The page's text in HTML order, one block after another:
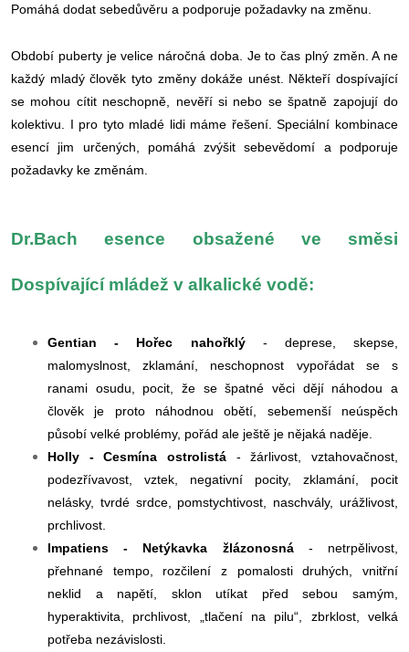
Pomáhá dodat sebedůvěru a podporuje požadavky na změnu.
Období puberty je velice náročná doba. Je to čas plný změn. A ne
každý mladý člověk tyto změny dokáže unést. Někteří dospívající
se mohou cítit neschopně, nevěří si nebo se špatně zapojují do
kolektivu. I pro tyto mladé lidi máme řešení. Speciální kombinace
esencí jim určených, pomáhá zvýšit sebevědomí a podporuje
požadavky ke změnám.
Dr.Bach esence obsažené ve směsi
Dospívající mládež v alkalické vodě:
Gentian - Hořec nahořklý- deprese, skepse,
malomyslnost, zklamání, neschopnost vypořádat se s
ranami osudu, pocit, že se špatné věci dějí náhodou a
člověk je proto náhodnou obětí, sebemenší neúspěch
působí velké problémy, pořád ale ještě je nějaká naděje.
Holly - Cesmína ostrolistá - žárlivost, vztahovačnost,
podezřívavost, vztek, negativní pocity, zklamání, pocit
nelásky, tvrdé srdce, pomstychtivost, naschvály, urážlivost,
prchlivost.
Impatiens - Netýkavka žlázonosná- netrpělivost,
přehnané tempo, rozčilení z pomalosti druhých, vnitřní
neklid a napětí, sklon utíkat před sebou samým,
hyperaktivita, prchlivost, „tlačení na pilu“, zbrklost, velká
potřeba nezávislosti.